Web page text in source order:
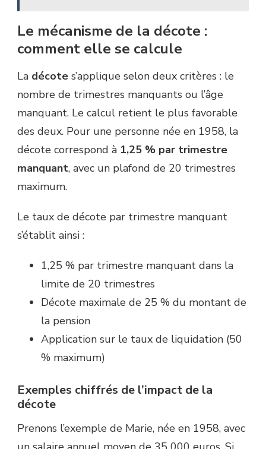
Le mécanisme de la décote :
comment elle se calcule
La décote s’applique selon deux critères : le
nombre de trimestres manquants ou l’âge
manquant. Le calcul retient le plus favorable
des deux. Pour une personne née en 1958, la
décote correspond à 1,25 % par trimestre
manquant, avec un plafond de 20 trimestres
maximum.
Le taux de décote par trimestre manquant
s’établit ainsi :
1,25 % par trimestre manquant dans la
limite de 20 trimestres
Décote maximale de 25 % du montant de
la pension
Application sur le taux de liquidation (50
% maximum)
Exemples chiffrés de l’impact de la
décote
Prenons l’exemple de Marie, née en 1958, avec